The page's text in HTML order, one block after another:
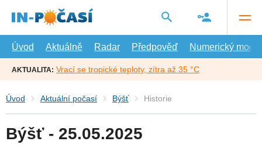
hlavní
Úvod
Aktuálně Radar Předpověď Numerický model
AKTUALITA: Vrací se tropické teploty, zítra až 35 °C
Úvod Aktuální počasí Býšť Historie
Býšť - 25.05.2025